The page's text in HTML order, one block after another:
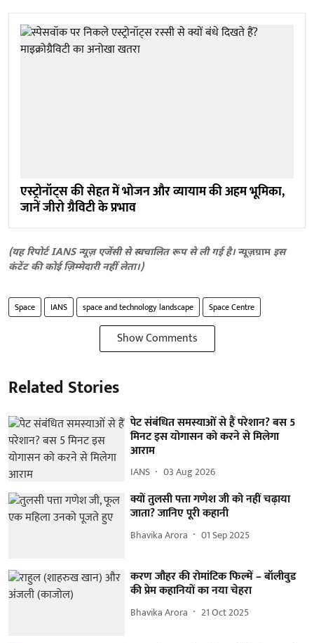
एस्ट्रोनॉट्स की सेहत में भोजन और व्यायाम की अहम भूमिका,
जानें जीरो ग्रैविटी के प्रभाव
(यह रिपोर्ट IANS न्यूज़ एजेंसी से स्वचालित रूप से ली गई है।न्यूज़ग्राम इस
कंटेंट की कोई ज़िम्मेदारी नहीं लेता।)
Space IANS space and technology landscape Space Centre
Show Comments
Related Stories
पेट संबंधित समस्याओं से हैं परेशान? बस 5
मिनट इस योगासन को करने से मिलेगा
आराम
IANS 03 Aug 2026
क्यों तुलसी पत्ता गणेश जी को नहीं चढ़ाया
जाता? जानिए पूरी कहानी
Bhavika Arora 01 Sep 2025
करण जौहर की रोमांटिक फिल्में – बॉलीवुड
की प्रेम कहानियों का नया चेहरा
Bhavika Arora 21 Oct 2025